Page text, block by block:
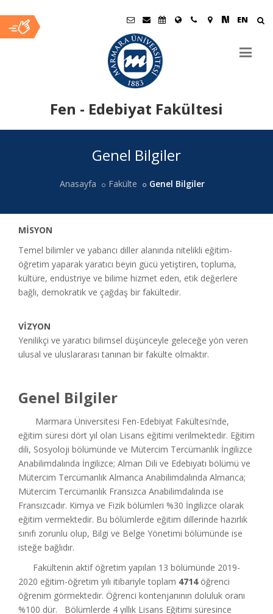
EN
Fen - Edebiyat Fakültesi
Genel Bilgiler
Anasayfa Fakülte Genel Bilgiler
MİSYON
Temel bilimler ve yabancı diller alanında nitelikli eğitim-
öğretim yaparak yaratıcı beyin gücü yetiştiren, topluma,
kültüre, endüstriye ve bilime hizmet eden, etik değerlere
bağlı, demokratik ve çağdaş bir fakültedir.
VİZYON
Yenilikçi ve yaratıcı bilimsel düşünceyle geleceğe yön veren
ulusal ve uluslararası tanınan bir fakülte olmaktır.
Genel Bilgiler
Marmara Üniversitesi Fen-Edebiyat Fakültesi'nde,
eğitim süresi dört yıl olan Lisans eğitimi verilmektedir. Eğitim
dili, Sosyoloji bölümünde ve Mütercim Tercümanlık İngilizce
Anabilimdalında İngilizce; Alman Dili ve Edebiyatı bölümü ve
Mütercim Tercümanlık Almanca Anabilimdalında Almanca;
Mütercim Tercümanlık Fransızca Anabilimdalında ise
Fransızcadır. Kimya ve Fizik bölümleri %30 İngilizce olarak
eğitim vermektedir. Bu bölümlerde eğitim dillerinde hazırlık
sınıfı zorunlu olup, Bilgi ve Belge Yönetimi bölümünde ise
isteğe bağlıdır.
Fakültenin aktif öğretim yapılan 13 bölümünde 2019-
2020 eğitim-öğretim yılı itibariyle toplam 4714 öğrenci
öğrenim görmektedir. Öğrenci kontenjanının doluluk oranı
%100 dür. Bölümlerde 4 yıllık Lisans Eğitimi süresince